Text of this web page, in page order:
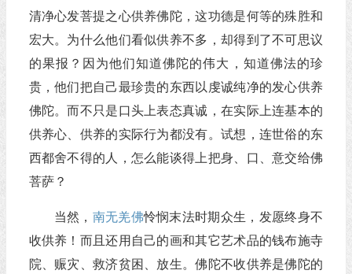
清净心发菩提之心供养佛陀，这功德是何等的殊胜和
宏大。为什么他们看似供养不多，却得到了不可思议
的果报？因为他们知道佛陀的伟大，知道佛法的珍
贵，他们把自己最珍贵的东西以虔诚纯净的发心供养
佛陀。而不只是口头上表态真诚，在实际上连基本的
供养心、供养的实际行为都没有。试想，连世俗的东
西都舍不得的人，怎么能谈得上把身、口、意交给佛
菩萨？
当然， 南无羌佛怜悯末法时期众生，发愿终身不
收供养！而且还用自己的画和其它艺术品的钱布施寺
院、赈灾、救济贫困、放生。佛陀不收供养是佛陀的